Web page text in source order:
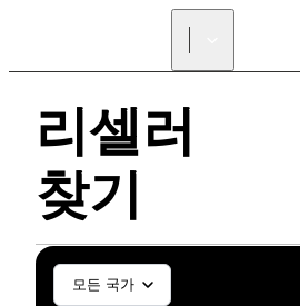
리셀러
찾기
모든 국가